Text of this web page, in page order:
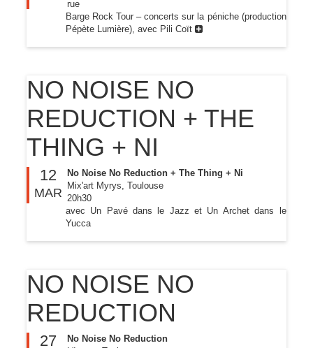
rue
Barge Rock Tour – concerts sur la péniche (production
Pépète Lumière), avec Pili Coït
NO NOISE NO
REDUCTION + THE
THING + NI
12
MAR
No Noise No Reduction + The Thing + Ni
Mix'art Myrys, Toulouse
20h30
avec Un Pavé dans le Jazz et Un Archet dans le
Yucca
NO NOISE NO
REDUCTION
27
No Noise No Reduction